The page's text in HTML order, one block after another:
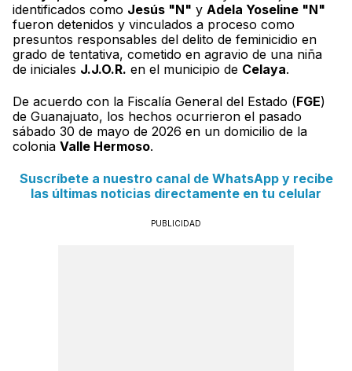
identificados como Jesús "N" y Adela Yoseline "N"
fueron detenidos y vinculados a proceso como
presuntos responsables del delito de feminicidio en
grado de tentativa, cometido en agravio de una niña
de iniciales J.J.O.R. en el municipio de Celaya.
De acuerdo con la Fiscalía General del Estado (FGE)
de Guanajuato, los hechos ocurrieron el pasado
sábado 30 de mayo de 2026 en un domicilio de la
colonia Valle Hermoso.
Suscríbete a nuestro canal de WhatsApp y recibe
las últimas noticias directamente en tu celular
PUBLICIDAD